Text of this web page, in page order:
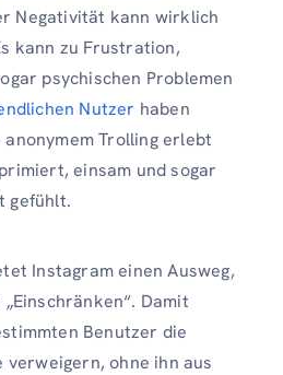
Negativität kann wirklich
kann zu Frustration,
psychischen Problemen
Nutzer haben
Trolling erlebt
einsam und sogar
gefühlt.
Instagram einen Ausweg,
Damit
Benutzer die
ohne ihn aus